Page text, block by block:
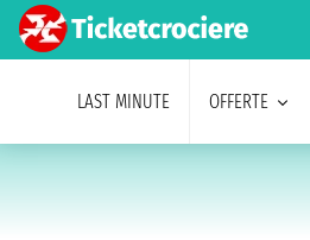
LAST MINUTE OFFERTE